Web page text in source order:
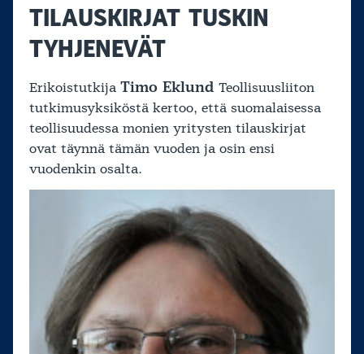
TILAUSKIRJAT TUSKIN
TYHJENEVÄT
Erikoistutkija Timo Eklund Teollisuusliiton
tutkimusyksiköstä kertoo, että suomalaisessa
teollisuudessa monien yritysten tilauskirjat
ovat täynnä tämän vuoden ja osin ensi
vuodenkin osalta.